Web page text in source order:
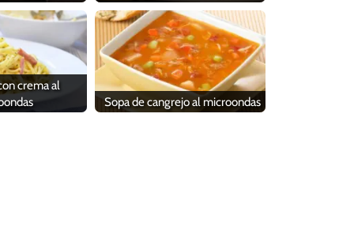
crema al
Sopa de cangrejo al microondas